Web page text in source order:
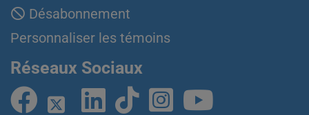
Désabonnement
Personnaliser les témoins
Réseaux Sociaux